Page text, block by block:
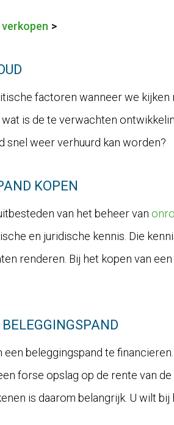
>
factoren wanneer we
is de te verwachten
snel weer verhuurd kan worden?
KOPEN
van het beheer van
en juridische kennis. Die
renderen. Bij het kopen van
beleggingspand te
forse opslag op de rente van
is daarom belangrijk. U wilt